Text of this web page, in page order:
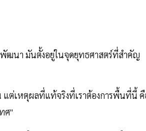
พัฒนา มันตั้งอยู่ในจุดยุทธศาสตร์ที่สำคัญ
แต่เหตุผลที่แท้จริงที่เราต้องการพื้นที่นี้
ศ"